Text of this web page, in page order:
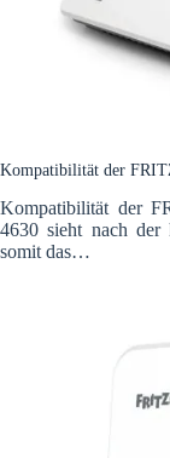
Kompatibilität der
Kompatibilität der
4630 sieht nach der
somit das…